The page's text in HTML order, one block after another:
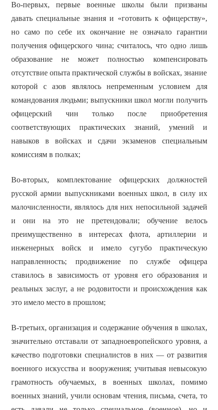
Во-первых, первые военные школы были призваны
давать специальные знания и «готовить к офицерству»,
но само по себе их окончание не означало гарантии
получения офицерского чина; считалось, что одно лишь
образование не может полностью компенсировать
отсутствие опыта практической службы в войсках, знание
которой с азов являлось непременным условием для
командования людьми; выпускники школ могли получить
офицерский чин только после приобретения
соответствующих практических знаний, умений и
навыков в войсках и сдачи экзаменов специальным
комиссиям в полках;
Во-вторых, комплектование офицерских должностей
русской армии выпускниками военных школ, в силу их
малочисленности, являлось для них непосильной задачей
и они на это не претендовали; обучение велось
преимущественно в интересах флота, артиллерии и
инженерных войск и имело сугубо практическую
направленность; продвижение по службе офицера
ставилось в зависимость от уровня его образования и
реальных заслуг, а не родовитости и происхождения как
это имело место в прошлом;
В-третьих, организация и содержание обучения в школах,
значительно отставали от западноевропейского уровня, а
качество подготовки специалистов в них — от развития
военного искусства и вооружения; учитывая невысокую
грамотность обучаемых, в военных школах, помимо
военных знаний, учили основам чтения, письма, счета, то